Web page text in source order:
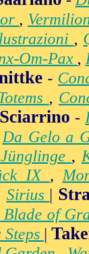
,
,
Om-Pax ,
-
,
Sciarrino -
Da Gelo a
,
IX ,
Sirius |
Blade of
|